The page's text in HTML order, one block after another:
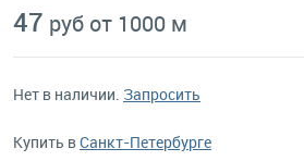
47 руб от 1000 м
Нет в наличии. Запросить
Купить вСанкт-Петербурге